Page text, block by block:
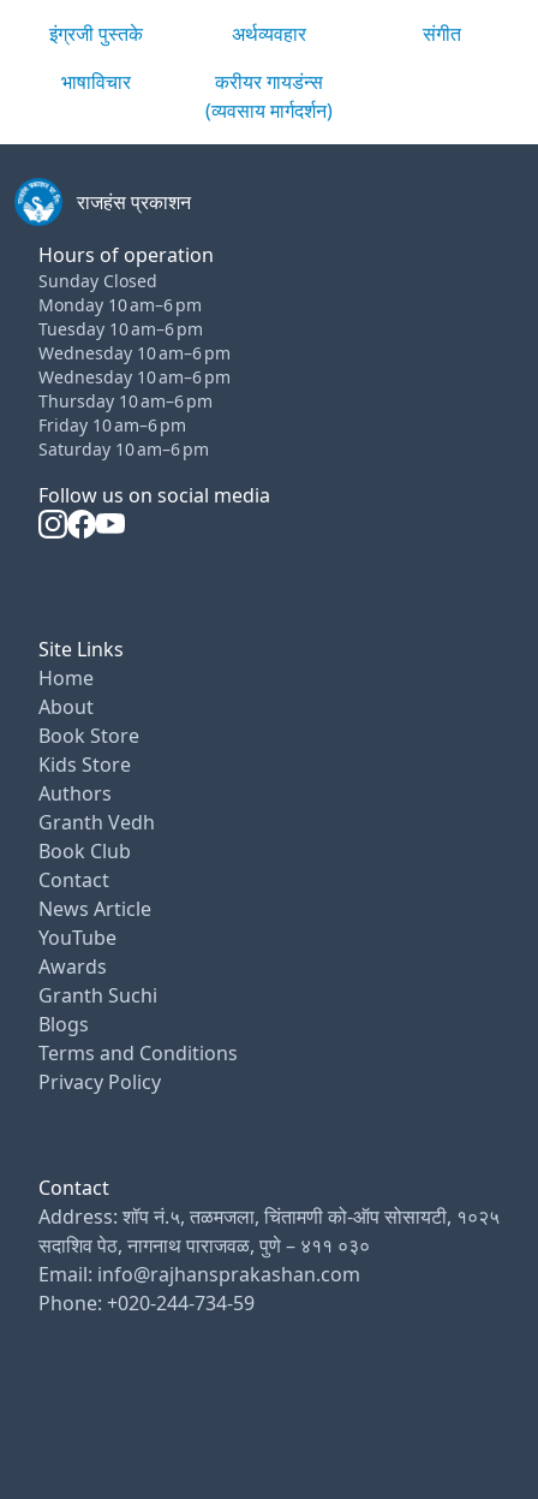
इंग्रजी पुस्तके
अर्थव्यवहार
संगीत
भाषाविचार
करीयर गायडंन्स
(व्यवसाय मार्गदर्शन)
राजहंस प्रकाशन
Hours of operation
Sunday Closed
Monday 10 am–6 pm
Tuesday 10 am–6 pm
Wednesday 10 am–6 pm
Wednesday 10 am–6 pm
Thursday 10 am–6 pm
Friday 10 am–6 pm
Saturday 10 am–6 pm
Follow us on social media
Site Links
Home
About
Book Store
Kids Store
Authors
Granth Vedh
Book Club
Contact
News Article
YouTube
Awards
Granth Suchi
Blogs
Terms and Conditions
Privacy Policy
Contact
Address: शॉप नं.५, तळमजला, चिंतामणी को-ऑप सोसायटी, १०२५
सदाशिव पेठ, नागनाथ पाराजवळ, पुणे – ४११ ०३०
Email: info@rajhansprakashan.com
Phone: +020-244-734-59